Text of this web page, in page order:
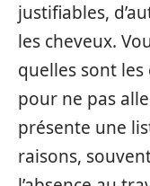
justifiables,
les cheveux.
quelles sont les
pour ne pas
présente une
raisons,